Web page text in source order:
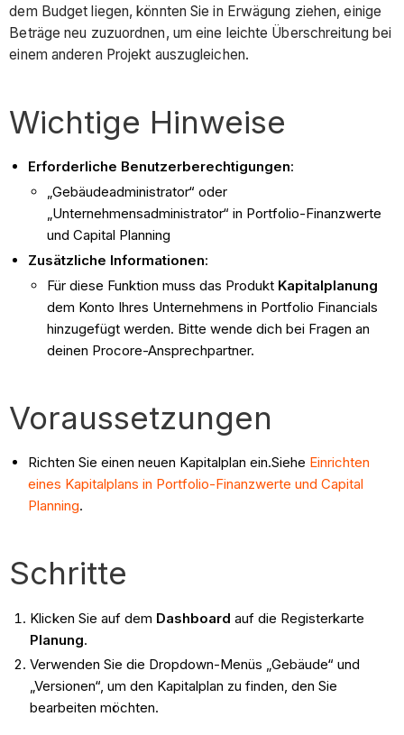
dem Budget liegen, könnten Sie in Erwägung ziehen, einige
Beträge neu zuzuordnen, um eine leichte Überschreitung bei
einem anderen Projekt auszugleichen.
Wichtige Hinweise
Erforderliche Benutzerberechtigungen:
„Gebäudeadministrator“ oder
„Unternehmensadministrator“ in Portfolio-Finanzwerte
und Capital Planning
Zusätzliche Informationen:
Für diese Funktion muss das Produkt Kapitalplanung
dem Konto Ihres Unternehmens in Portfolio Financials
hinzugefügt werden. Bitte wende dich bei Fragen an
deinen Procore-Ansprechpartner.
Voraussetzungen
Richten Sie einen neuen Kapitalplan ein.Siehe Einrichten
eines Kapitalplans in Portfolio-Finanzwerte und Capital
Planning.
Schritte
Klicken Sie auf dem Dashboard auf die Registerkarte
Planung.
Verwenden Sie die Dropdown-Menüs „Gebäude“ und
„Versionen“, um den Kapitalplan zu finden, den Sie
bearbeiten möchten.